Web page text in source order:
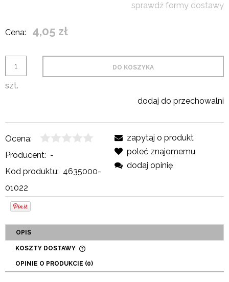
sprawdź formy dostawy
Cena: 4,05 zł
szt.
DO KOSZYKA
dodaj do przechowalni
Ocena:
Producent: -
Kod produktu: 4635000-
01022
zapytaj o produkt
poleć znajomemu
dodaj opinię
OPIS
KOSZTY DOSTAWY
PŁATNOŚCI
OPINIE O PRODUKCIE (0)